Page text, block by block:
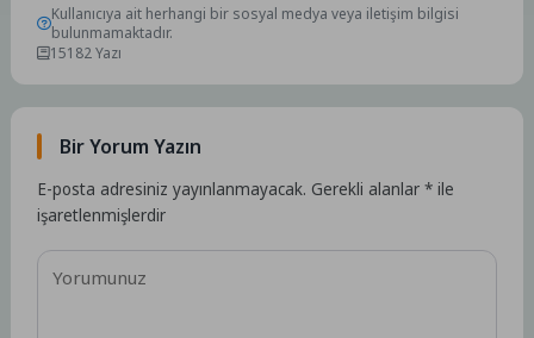
Kullanıcıya ait herhangi bir sosyal medya veya iletişim bilgisi
bulunmamaktadır.
15182 Yazı
Bir Yorum Yazın
E-posta adresiniz yayınlanmayacak. Gerekli alanlar* ile
işaretlenmişlerdir